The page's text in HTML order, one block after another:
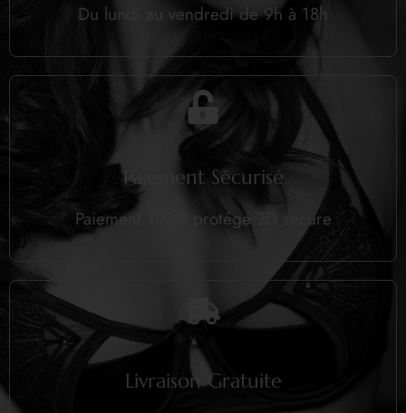
Du lundi au vendredi de 9h à 18h
Paiement Sécurisé
Paiement 100% protégé 3D secure
Livraison Gratuite